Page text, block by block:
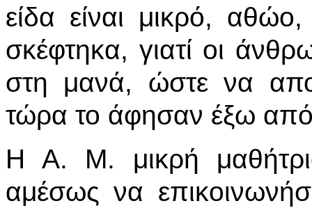
είδα είναι μικρό,
σκέφτηκα, γιατί οι
στη μανά, ώστε να
τώρα το άφησαν έξω από
Η Α. Μ. μικρή
αμέσως να